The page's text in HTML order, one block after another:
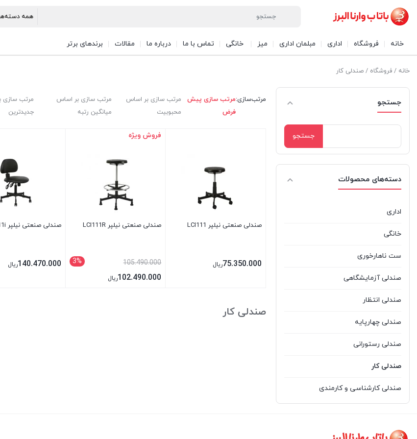
خانه فروشگاه اداری مبلمان اداری میز خانگی تماس با ما درباره ما مقالات برندهای برتر
خانه / فروشگاه / صندلی کار
جستجو
برای:
دسته‌های محصولات
اداری
خانگی
ست ناهارخوری
صندلی آزمایشگاهی
صندلی انتظار
صندلی چهارپایه
صندلی رستورانی
صندلی کار
صندلی کارشناسی و کارمندی
صندلی کنفرانسی
مرتب‌سازی:مرتب سازی پیش
فرض
مرتب سازی بر اساس
محبوبیت
مرتب سازی بر اساس
میانگین رتبه
مرتب سازی
جدیدترین
صندلی صنعتی نیلپر LCI111
75.350.000ریال
فروش ویژه
صندلی صنعتی نیلپر LCI111R
3% 105.490.000
102.490.000ریال
صندلی صنعتی نیلپر LCI311i
140.470.000ریال
صندلی کار